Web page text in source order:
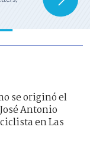
se originó el
Antonio
en Las